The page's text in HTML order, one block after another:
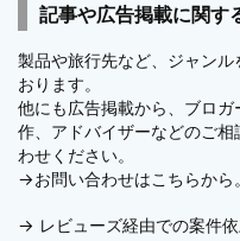
記事や広告掲載に関す
製品や旅行先など、ジャン
おります。
他にも広告掲載から、ブロ
作、アドバイザーなどのご
わせください。
→お問い合わせはこちらから。
→ レビューズ経由での案件